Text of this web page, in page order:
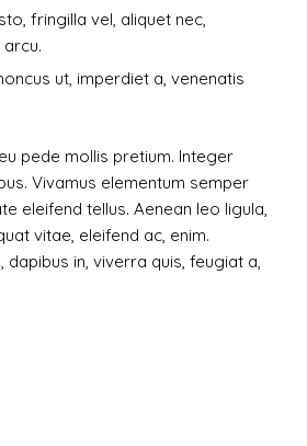
fringilla vel, aliquet nec,
ut, imperdiet a, venenatis
pede mollis pretium. Integer
Vivamus elementum semper
eleifend tellus. Aenean leo ligula,
vitae, eleifend ac, enim.
in, viverra quis, feugiat a,